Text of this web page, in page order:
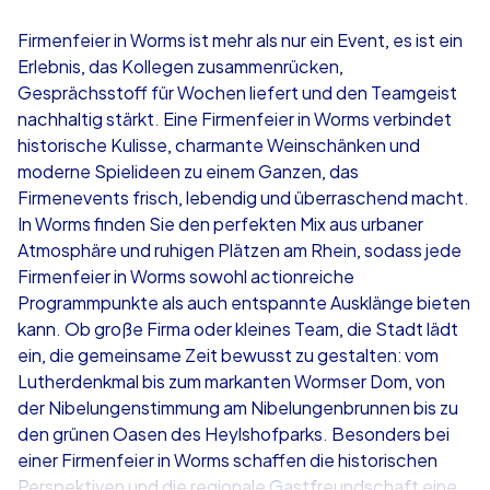
€49,99
iPad Tour
Worms
1,5-3,0 h 15-1,000
ab €49,99
Krimi iPad
Worms
1,5-3,0 h
Firmenfeier in Worms ist mehr als nur ein Event, es ist ein
Erlebnis, das Kollegen zusammenrücken,
Gesprächsstoff für Wochen liefert und den Teamgeist
nachhaltig stärkt. Eine Firmenfeier in Worms verbindet
historische Kulisse, charmante Weinschänken und
moderne Spielideen zu einem Ganzen, das
Firmenevents frisch, lebendig und überraschend macht.
In Worms finden Sie den perfekten Mix aus urbaner
Atmosphäre und ruhigen Plätzen am Rhein, sodass jede
Firmenfeier in Worms sowohl actionreiche
Programmpunkte als auch entspannte Ausklänge bieten
kann. Ob große Firma oder kleines Team, die Stadt lädt
ein, die gemeinsame Zeit bewusst zu gestalten: vom
Lutherdenkmal bis zum markanten Wormser Dom, von
der Nibelungenstimmung am Nibelungenbrunnen bis zu
den grünen Oasen des Heylshofparks. Besonders bei
einer Firmenfeier in Worms schaffen die historischen